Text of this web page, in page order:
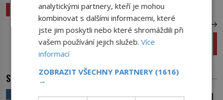
Proč „zanikne“ podmokelský poklad?
Tragédie při oslavách revoluce: Pomohl
diktátor manželce do hrobu?
SOUVISEJÍCÍ ČLÁNKY
VĚDA A TECHNIKA
analytickými partnery, kteří je mohou
kombinovat s dalšími informacemi, které
jste jim poskytli nebo které shromáždili při
vašem používání jejich služeb.Více
informací
ZOBRAZIT VŠECHNY PARTNERY (1616)
→